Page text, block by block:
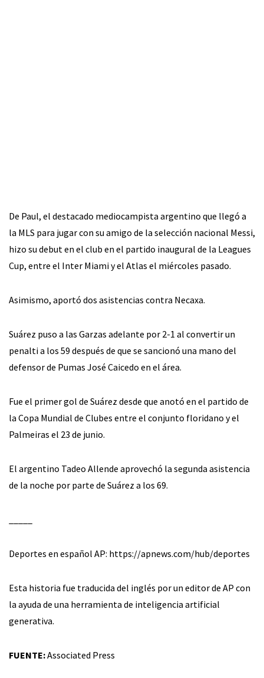
De Paul, el destacado mediocampista argentino que llegó a
la MLS para jugar con su amigo de la selección nacional Messi,
hizo su debut en el club en el partido inaugural de la Leagues
Cup, entre el Inter Miami y el Atlas el miércoles pasado.
Asimismo, aportó dos asistencias contra Necaxa.
Suárez puso a las Garzas adelante por 2-1 al convertir un
penalti a los 59 después de que se sancionó una mano del
defensor de Pumas José Caicedo en el área.
Fue el primer gol de Suárez desde que anotó en el partido de
la Copa Mundial de Clubes entre el conjunto floridano y el
Palmeiras el 23 de junio.
El argentino Tadeo Allende aprovechó la segunda asistencia
de la noche por parte de Suárez a los 69.
Deportes en español AP: https://apnews.com/hub/deportes
Esta historia fue traducida del inglés por un editor de AP con
la ayuda de una herramienta de inteligencia artificial
generativa.
FUENTE:Associated Press